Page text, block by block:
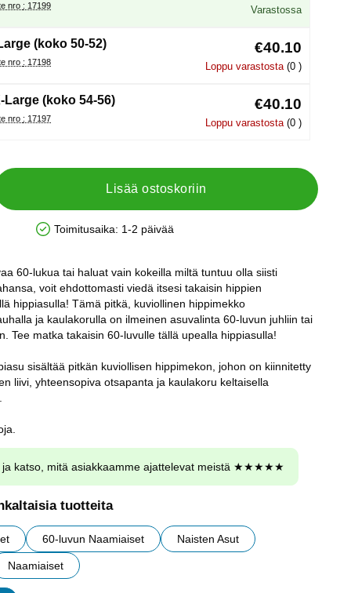
Tuote nro : 17199 Varastossa
(koko 50-52)
Tuote nro : 17198
€40.10
Loppu varastosta (0 )
Large (koko 54-56)
Tuote nro : 17197
€40.10
Loppu varastosta (0 )
Lisää ostoskoriin
Saatavuus: Varastossa
Toimitusaika: 1-2 päivää
60-lukua tai haluat vain kokeilla miltä tuntuu olla siisti
voit ehdottomasti viedä itsesi takaisin hippien
hippiasulla! Tämä pitkä, kuviollinen hippimekko
ja kaulakorulla on ilmeinen asuvalinta 60-luvun juhliin tai
Tee matka takaisin 60-luvulle tällä upealla hippiasulla!
sisältää pitkän kuviollisen hippimekon, johon on kiinnitetty
liivi, yhteensopiva otsapanta ja kaulakoru keltaisella
ja katso, mitä asiakkaamme ajattelevat meistä ★★★★★
tuotteita
60-luvun Naamiaiset Naisten Asut
Naamiaiset